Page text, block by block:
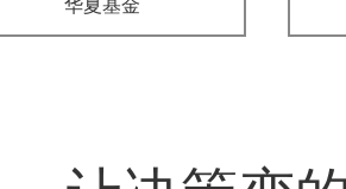
华夏基金